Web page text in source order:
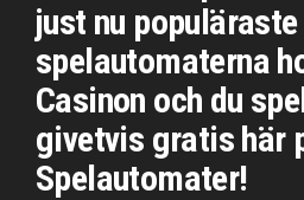
just nu populäraste
spelautomaterna
Casinon och du
givetvis gratis här
Spelautomater!